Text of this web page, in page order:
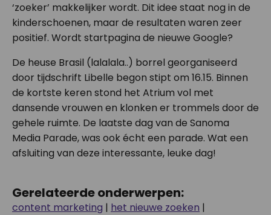
‘zoeker’ makkelijker wordt. Dit idee staat nog in de
kinderschoenen, maar de resultaten waren zeer
positief. Wordt startpagina de nieuwe Google?
De heuse Brasil (lalalala..) borrel georganiseerd
door tijdschrift Libelle begon stipt om 16.15. Binnen
de kortste keren stond het Atrium vol met
dansende vrouwen en klonken er trommels door de
gehele ruimte. De laatste dag van de Sanoma
Media Parade, was ook écht een parade. Wat een
afsluiting van deze interessante, leuke dag!
Gerelateerde onderwerpen:
content marketing | het nieuwe zoeken |